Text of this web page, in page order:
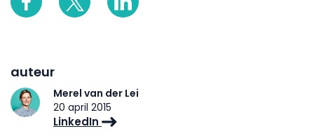
auteur
Merel van der Lei
20 april 2015
LinkedIn